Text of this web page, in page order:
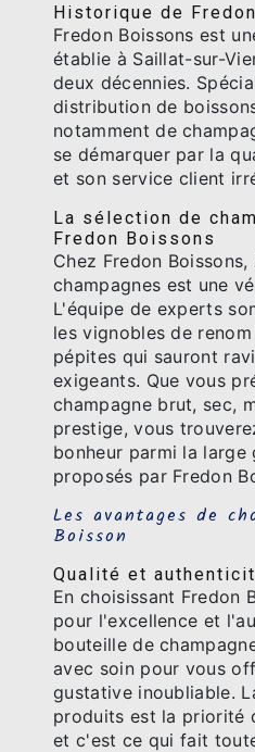
Historique de
Fredon Boissons est
établie à Saillat-sur-
deux décennies.
distribution de
notamment de
se démarquer par la
et son service client
La sélection de
Fredon Boissons
Chez Fredon
champagnes est une
L'équipe de experts
les vignobles de
pépites qui sauront
exigeants. Que vous
champagne brut, sec,
prestige, vous
bonheur parmi la large
proposés par Fredon
Les avantages de
Boisson
Qualité et
En choisissant Fredon
pour l'excellence et
bouteille de
avec soin pour vous
gustative inoubliable.
produits est la priorité
et c'est ce qui fait